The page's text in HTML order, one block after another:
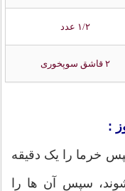
۱/۲ عدد
۲ قاشق سوپخوری
:
خرما را یک دقیقه
سپس آن ها را